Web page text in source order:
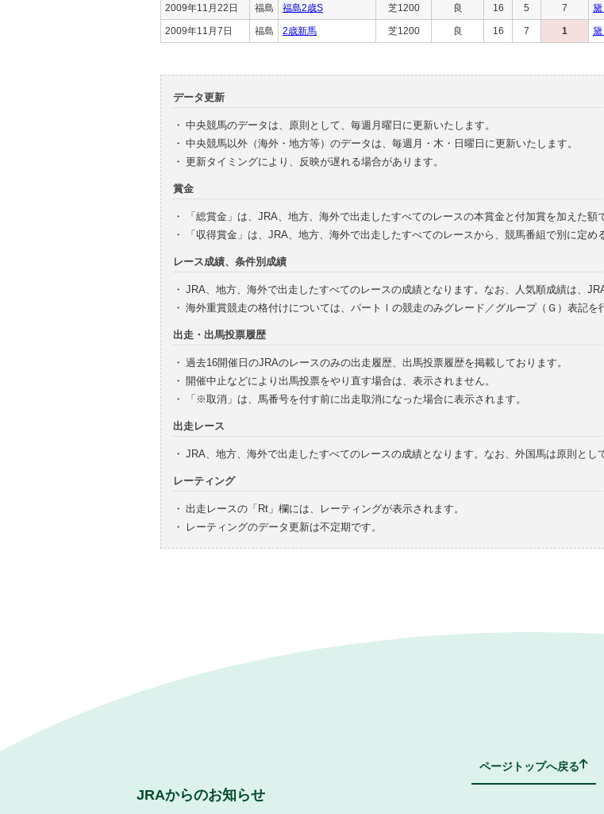
2009年11月22日 福島 福島2歳S 芝1200 良 16 5 7 黛
2009年11月7日 福島 2歳新馬 芝1200 良 16 7 1 黛
データ更新
・ 中央競馬のデータは、原則として、毎週月曜日に更新いたします。
・ 中央競馬以外（海外・地方等）のデータは、毎週月・木・日曜日に更新いたします。
・ 更新タイミングにより、反映が遅れる場合があります。
賞金
・
「総賞金」は、JRA、地方、海外で出走したすべてのレースの本賞金と付加賞を加えた額
・
「収得賞金」は、JRA、地方、海外で出走したすべてのレースから、競馬番組で別に定め
レース成績、条件別成績
・ JRA、地方、海外で出走したすべてのレースの成績となります。なお、人気順成績は、
・ 海外重賞競走の格付けについては、パートⅠの競走のみグレード／グループ（Ｇ）表記を
出走・出馬投票履歴
・ 過去16開催日のJRAのレースのみの出走履歴、出馬投票履歴を掲載しております。
・ 開催中止などにより出馬投票をやり直す場合は、表示されません。
・
「※取消」は、馬番号を付す前に出走取消になった場合に表示されます。
出走レース
・ JRA、地方、海外で出走したすべてのレースの成績となります。なお、外国馬は原則とし
レーティング
・ 出走レースの「Rt」欄には、レーティングが表示されます。
・
レーティングのデータ更新は不定期です。
ページトップへ戻る
JRAからのお知らせ